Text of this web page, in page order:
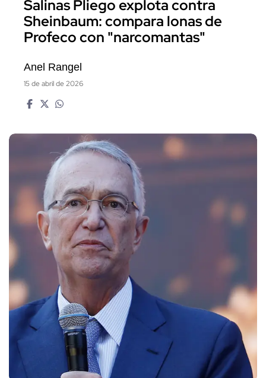
Salinas Pliego explota contra
Sheinbaum: compara lonas de
Profeco con "narcomantas"
Anel Rangel
15 de abril de 2026